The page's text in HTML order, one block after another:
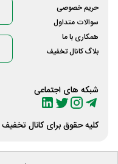
حریم خصوصی
سوالات متداول
همکاری با ما
بلاگ کانال تخفیف
شبکه های اجتماعی
کلیه حقوق برای کانال تخفیف